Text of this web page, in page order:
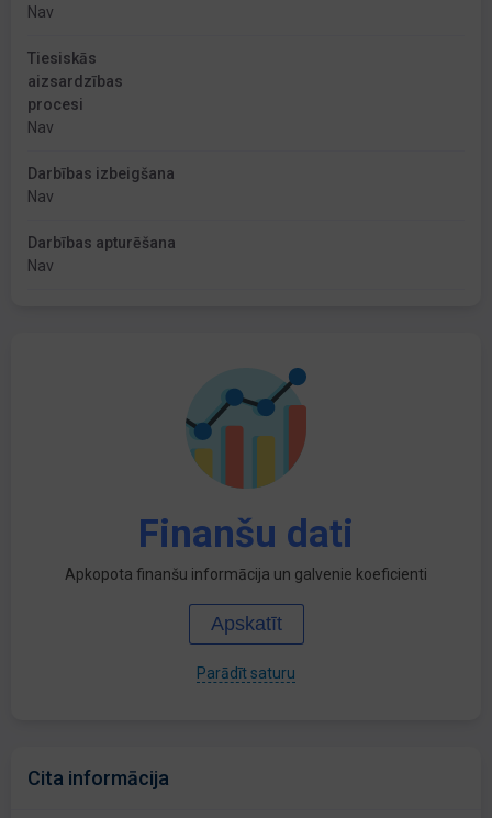
Nav
Tiesiskās
aizsardzības
procesi
Nav
Darbības izbeigšana
Nav
Darbības apturēšana
Nav
Finanšu dati
Apkopota finanšu informācija un galvenie koeficienti
Apskatīt
Parādīt saturu
Cita informācija